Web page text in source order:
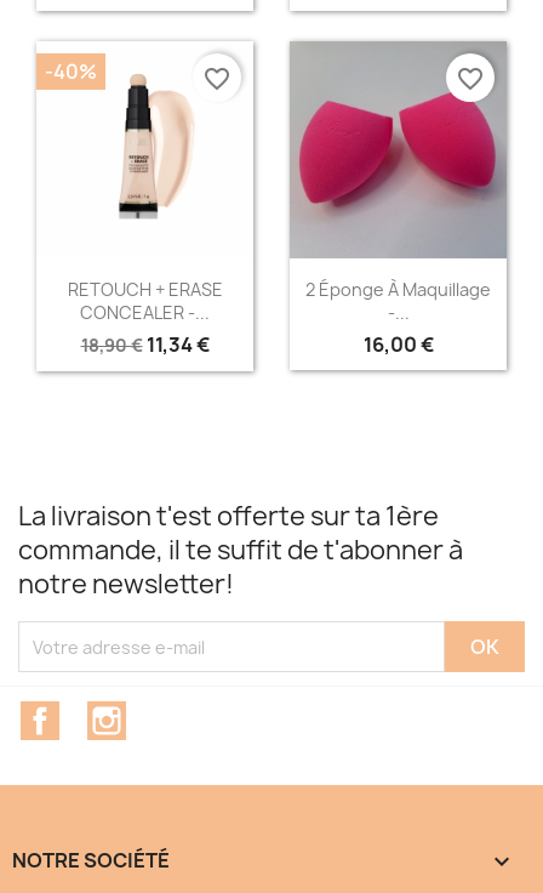
Aperçu rapide
RETOUCH + ERASE
CONCEALER -...
18,90 € 11,34 €
-40% favorite_border
Aperçu rapide
2 Éponge À Maquillage
-...
16,00 €
favorite_border
La livraison t'est offerte sur ta 1ère
commande, il te suffit de t'abonner à
notre newsletter!
Facebook
NOTRE SOCIÉTÉ 